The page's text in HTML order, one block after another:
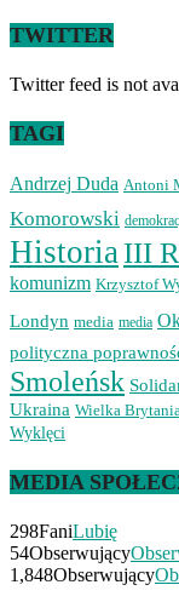
TWITTER
Twitter feed is not
TAGI
Andrzej Duda Antoni
Komorowski
HistoriaIII
komunizm Krzysztof
Londyn media media
polityczna
Smoleńsk
Ukraina Wielka
Wyklęci
MEDIA
298FaniLubię
54Obserwujący
1,848Obserwujący